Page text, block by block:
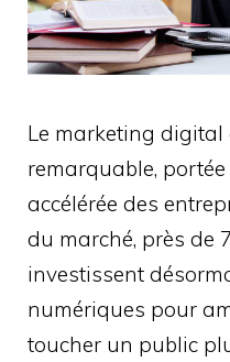
Le marketing
remarquable,
accélérée des
du marché, près de
investissent
numériques pour
toucher un public